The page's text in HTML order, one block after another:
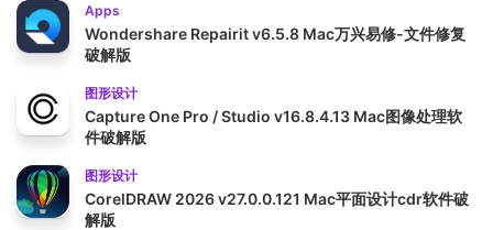
Apps
Wondershare Repairit v6.5.8 Mac万兴易修-文件修复
破解版
图形设计
Capture One Pro / Studio v16.8.4.13 Mac图像处理软
件破解版
图形设计
CorelDRAW 2026 v27.0.0.121 Mac平面设计cdr软件破
解版